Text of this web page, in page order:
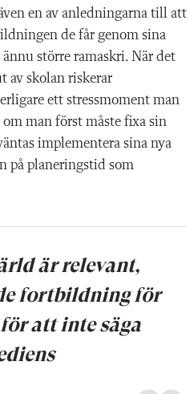
en av anledningarna till att
de får genom sina
större ramaskri. När det
av skolan riskerar
ett stressmoment man
man först måste fixa sin
implementera sina nya
på planeringstid som
är relevant,
fortbildning för
att inte säga